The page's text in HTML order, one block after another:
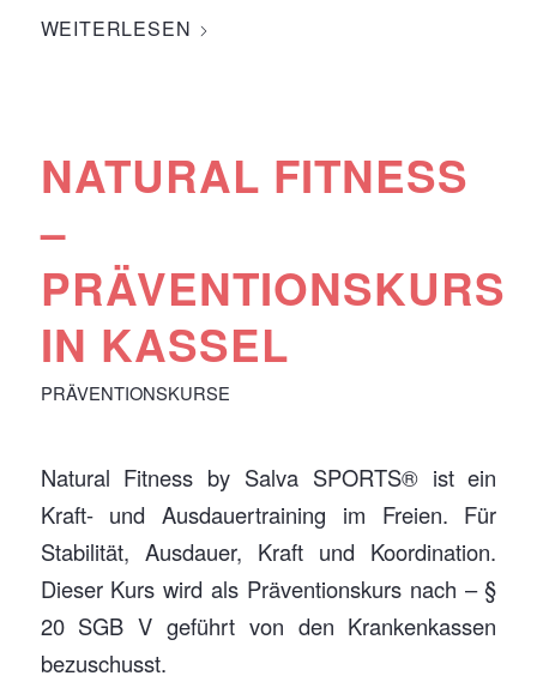
WEITERLESEN
NATURAL FITNESS
–
PRÄVENTIONSKURS
IN KASSEL
PRÄVENTIONSKURSE
Natural Fitness by Salva SPORTS® ist ein
Kraft- und Ausdauertraining im Freien. Für
Stabilität, Ausdauer, Kraft und Koordination.
Dieser Kurs wird als Präventionskurs nach – §
20 SGB V geführt von den Krankenkassen
bezuschusst.